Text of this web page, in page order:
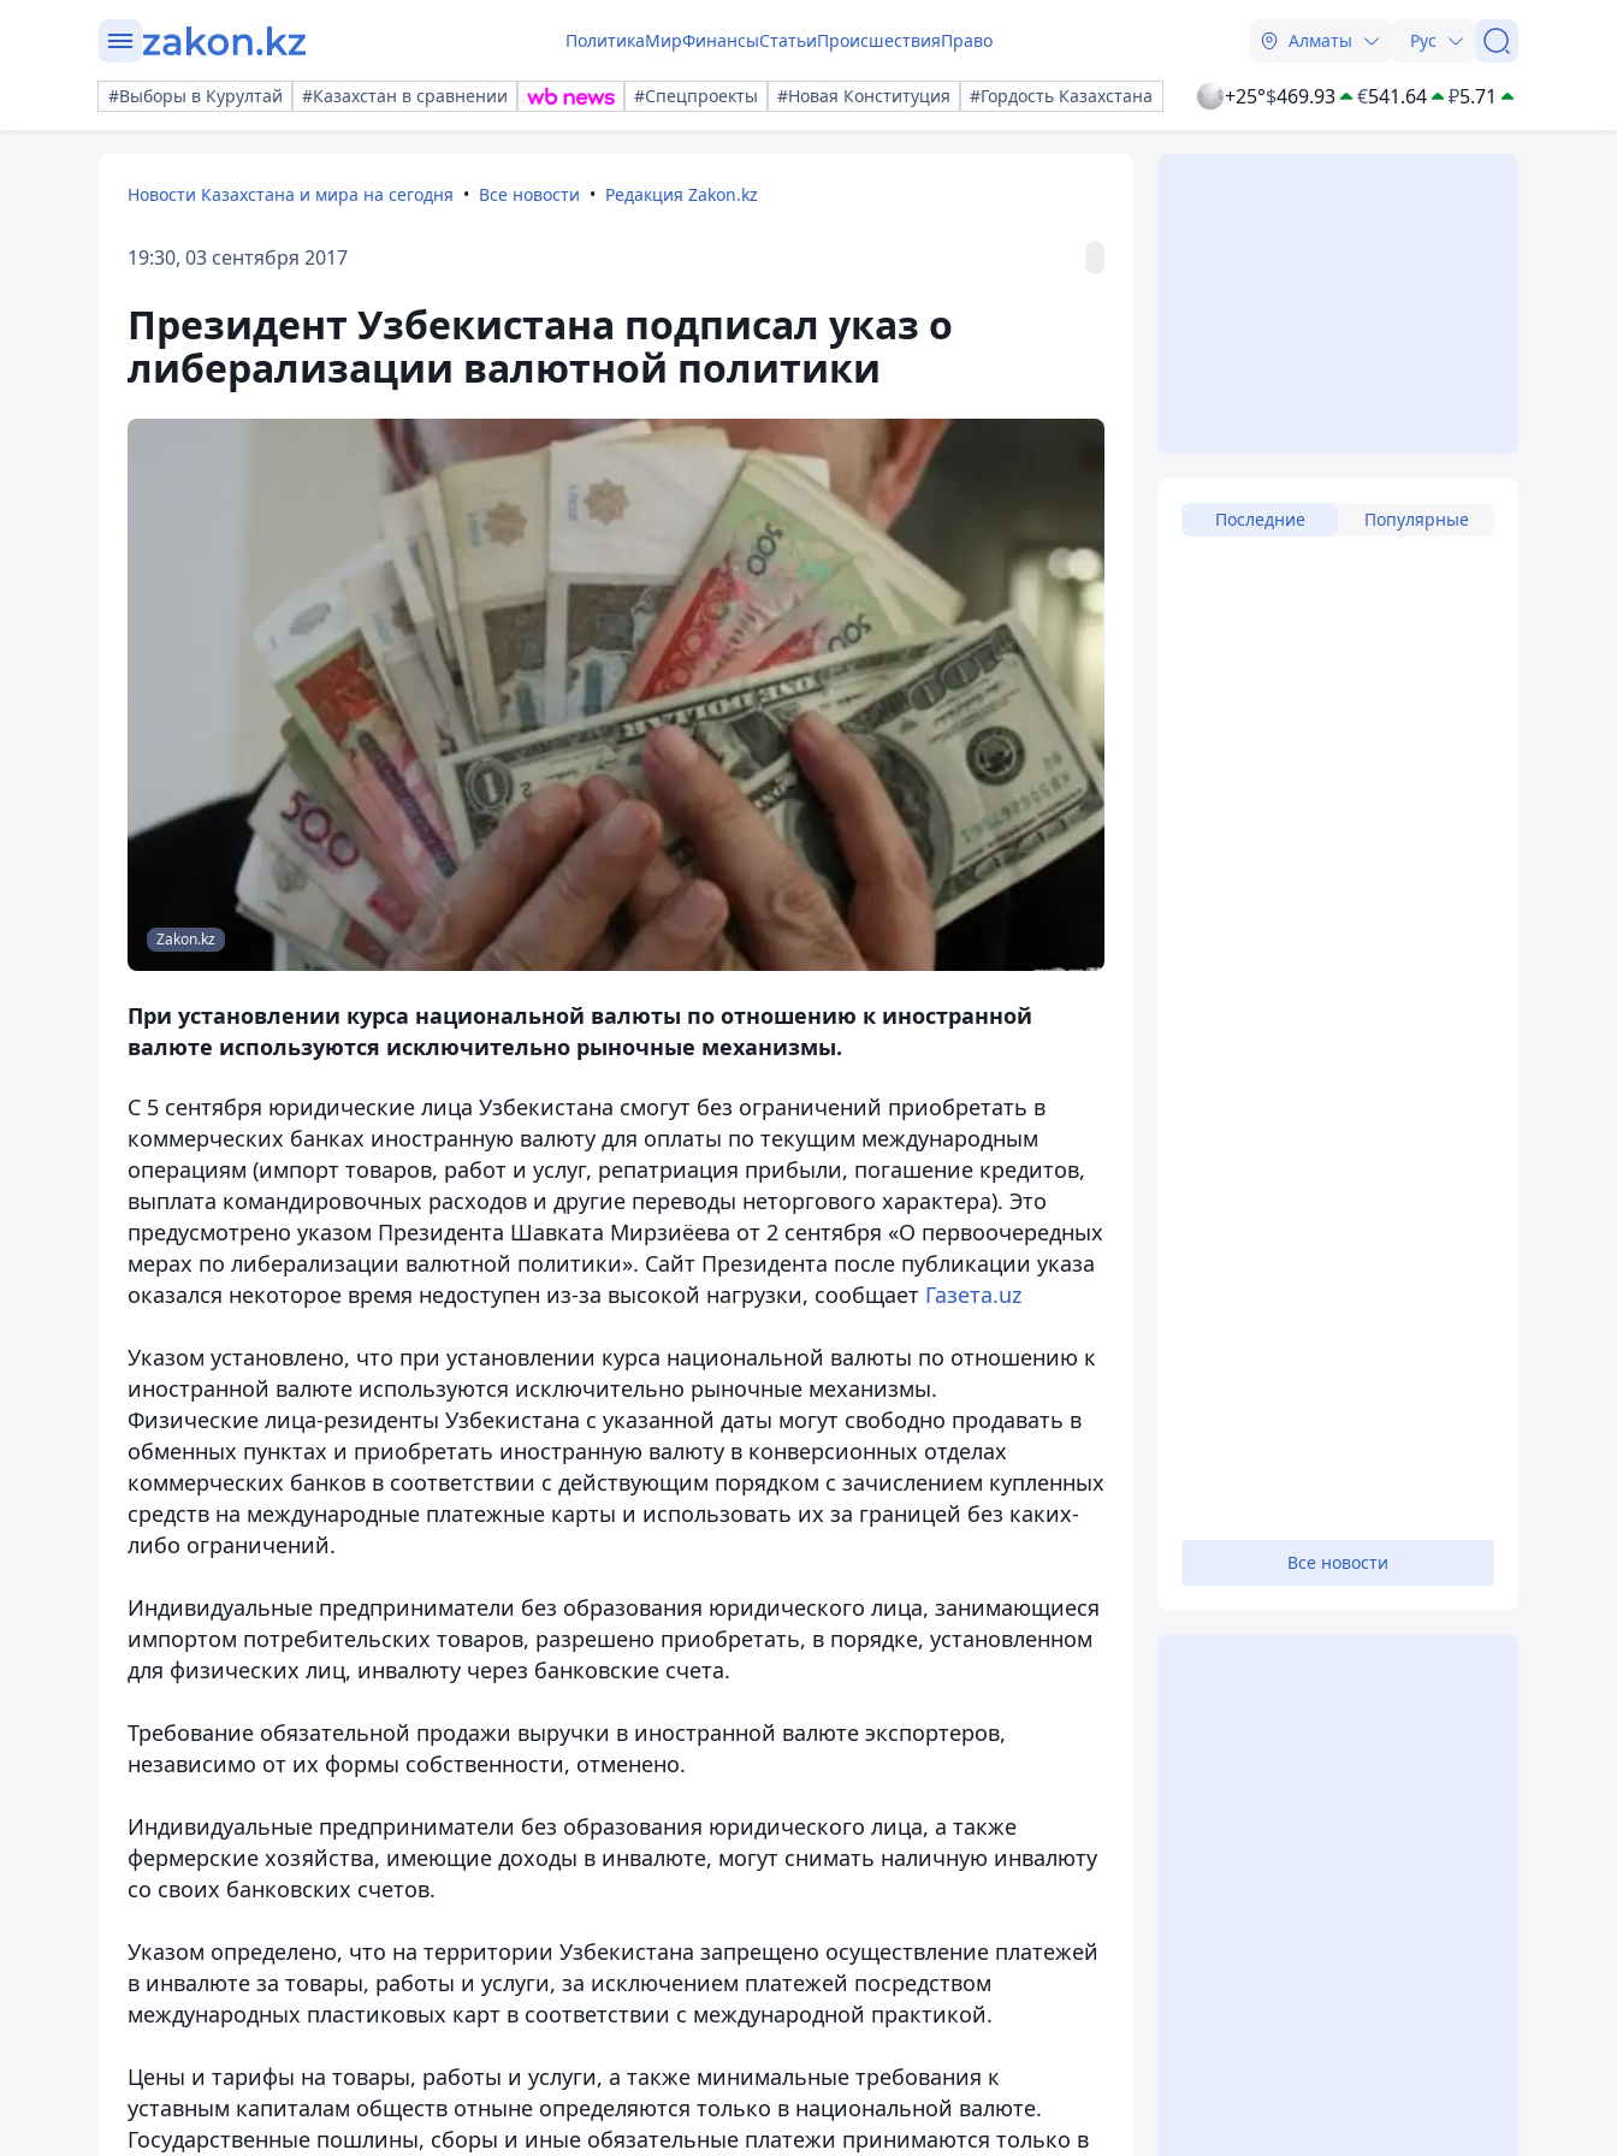
ПолитикаМирФинансыСтатьиПроисшествияПраво Алматы Рус
#Выборы в Курултай #Казахстан в сравнении #Спецпроекты #Новая Конституция #Гордость Казахстана +25°$469.93 €541.64 ₽5.71
Новости Казахстана и мира на сегодня Все новости Редакция Zakon.kz
19:30, 03 сентября 2017
Президент Узбекистана подписал указ о
либерализации валютной политики
Zakon.kz
При установлении курса национальной валюты по отношению к иностранной
валюте используются исключительно рыночные механизмы.
С 5 сентября юридические лица Узбекистана смогут без ограничений приобретать в
коммерческих банках иностранную валюту для оплаты по текущим международным
операциям (импорт товаров, работ и услуг, репатриация прибыли, погашение кредитов,
выплата командировочных расходов и другие переводы неторгового характера). Это
предусмотрено указом Президента Шавката Мирзиёева от 2 сентября «О первоочередных
мерах по либерализации валютной политики». Сайт Президента после публикации указа
оказался некоторое время недоступен из-за высокой нагрузки, сообщает Газета.uz
Указом установлено, что при установлении курса национальной валюты по отношению к
иностранной валюте используются исключительно рыночные механизмы.
Физические лица-резиденты Узбекистана с указанной даты могут свободно продавать в
обменных пунктах и приобретать иностранную валюту в конверсионных отделах
коммерческих банков в соответствии с действующим порядком с зачислением купленных
средств на международные платежные карты и использовать их за границей без каких-
либо ограничений.
Индивидуальные предприниматели без образования юридического лица, занимающиеся
импортом потребительских товаров, разрешено приобретать, в порядке, установленном
для физических лиц, инвалюту через банковские счета.
Требование обязательной продажи выручки в иностранной валюте экспортеров,
независимо от их формы собственности, отменено.
Индивидуальные предприниматели без образования юридического лица, а также
фермерские хозяйства, имеющие доходы в инвалюте, могут снимать наличную инвалюту
со своих банковских счетов.
Указом определено, что на территории Узбекистана запрещено осуществление платежей
в инвалюте за товары, работы и услуги, за исключением платежей посредством
международных пластиковых карт в соответствии с международной практикой.
Цены и тарифы на товары, работы и услуги, а также минимальные требования к
уставным капиталам обществ отныне определяются только в национальной валюте.
Государственные пошлины, сборы и иные обязательные платежи принимаются только в
Последние Популярные
Все новости